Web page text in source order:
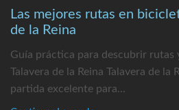
Las mejores rutas en
de la Reina
Guía práctica para descubrir rutas
Talavera de la Reina Talavera de la
partida excelente para...